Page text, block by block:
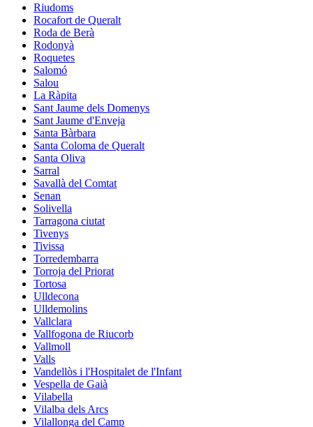
Riudoms
Rocafort de Queralt
Roda de Berà
Rodonyà
Roquetes
Salomó
Salou
La Ràpita
Sant Jaume dels Domenys
Sant Jaume d'Enveja
Santa Bàrbara
Santa Coloma de Queralt
Santa Oliva
Sarral
Savallà del Comtat
Senan
Solivella
Tarragona ciutat
Tivenys
Tivissa
Torredembarra
Torroja del Priorat
Tortosa
Ulldecona
Ulldemolins
Vallclara
Vallfogona de Riucorb
Vallmoll
Valls
Vandellòs i l'Hospitalet de l'Infant
Vespella de Gaià
Vilabella
Vilalba dels Arcs
Vilallonga del Camp